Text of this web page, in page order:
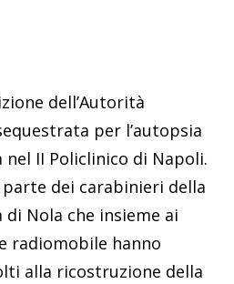
dell’Autorità
per l’autopsia
II Policlinico di Napoli.
dei carabinieri della
di Nola che insieme ai
radiomobile hanno
alla ricostruzione della